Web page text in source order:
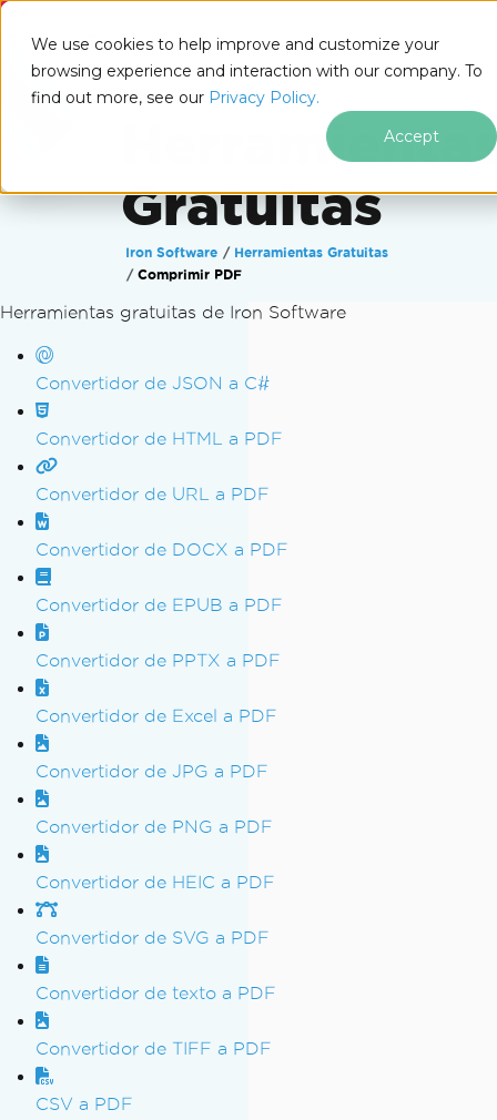
We use cookies to help improve and customize your
browsing experience and interaction with our company. To
find out more, see our Privacy Policy.
Accept
IRONSOFTWARE
Gratuitas
Iron Software
Herramientas Gratuitas
Comprimir PDF
Saltar al pie de página
Herramientas gratuitas de Iron Software
Convertidor de JSON a C#
Convertidor de HTML a PDF
Convertidor de URL a PDF
Convertidor de DOCX a PDF
Convertidor de EPUB a PDF
Convertidor de PPTX a PDF
Convertidor de Excel a PDF
Convertidor de JPG a PDF
Convertidor de PNG a PDF
Convertidor de HEIC a PDF
Convertidor de SVG a PDF
Convertidor de texto a PDF
Convertidor de TIFF a PDF
CSV a PDF